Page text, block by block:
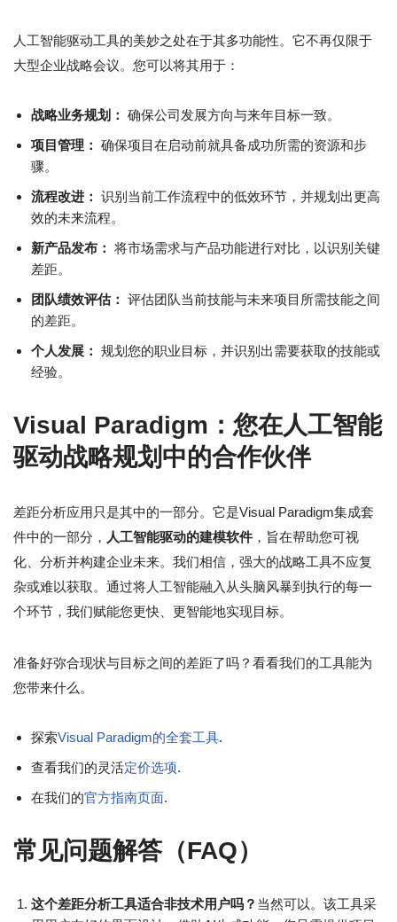
人工智能驱动工具的美妙之处在于其多功能性。它不再仅限于
大型企业战略会议。您可以将其用于：
战略业务规划： 确保公司发展方向与来年目标一致。
项目管理： 确保项目在启动前就具备成功所需的资源和步
骤。
流程改进： 识别当前工作流程中的低效环节，并规划出更高
效的未来流程。
新产品发布： 将市场需求与产品功能进行对比，以识别关键
差距。
团队绩效评估： 评估团队当前技能与未来项目所需技能之间
的差距。
个人发展： 规划您的职业目标，并识别出需要获取的技能或
经验。
Visual Paradigm：您在人工智能
驱动战略规划中的合作伙伴
差距分析应用只是其中的一部分。它是Visual Paradigm集成套
件中的一部分， 人工智能驱动的建模软件，旨在帮助您可视
化、分析并构建企业未来。我们相信，强大的战略工具不应复
杂或难以获取。通过将人工智能融入从头脑风暴到执行的每一
个环节，我们赋能您更快、更智能地实现目标。
准备好弥合现状与目标之间的差距了吗？看看我们的工具能为
您带来什么。
探索Visual Paradigm的全套工具.
查看我们的灵活定价选项.
在我们的官方指南页面.
常见问题解答（FAQ）
这个差距分析工具适合非技术用户吗？ 当然可以。该工具采